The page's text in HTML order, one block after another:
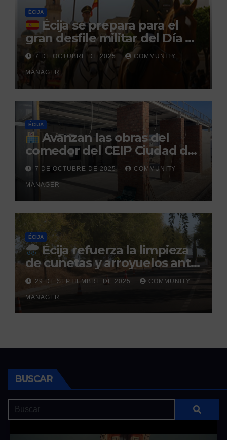
ÉCIJA
Écija se prepara para el
gran desfile militar del Día de
la Hispanidad organizado por
el Centro Militar de Cría
Caballar
7 DE OCTUBRE DE 2025 COMMUNITY
MANAGER
ÉCIJA
Avanzan las obras del
comedor del CEIP Ciudad del
Sol: su finalización está
prevista para finales de 2025
7 DE OCTUBRE DE 2025 COMMUNITY
MANAGER
ÉCIJA
Écija refuerza la limpieza
de cunetas y arroyuelos ante
la llegada de las lluvias
otoñales
29 DE SEPTIEMBRE DE 2025 COMMUNITY
MANAGER
BUSCAR